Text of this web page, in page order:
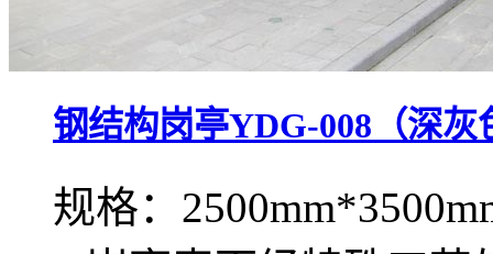
钢结构岗亭YDG-008（深灰
规格：